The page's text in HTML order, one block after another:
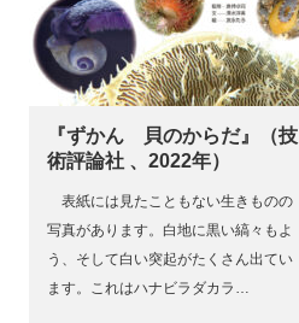
『ずかん 貝のからだ』（技
術評論社 、2022年）
表紙には見たこともない生きものの
写真があります。白地に黒い縞々もよ
う、そして白い突起がたくさん出てい
ます。これはハナビラダカラ…